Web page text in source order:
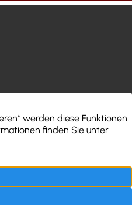
Impressum
Folgen Sie uns